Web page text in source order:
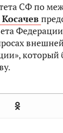
СФ по
Федерации